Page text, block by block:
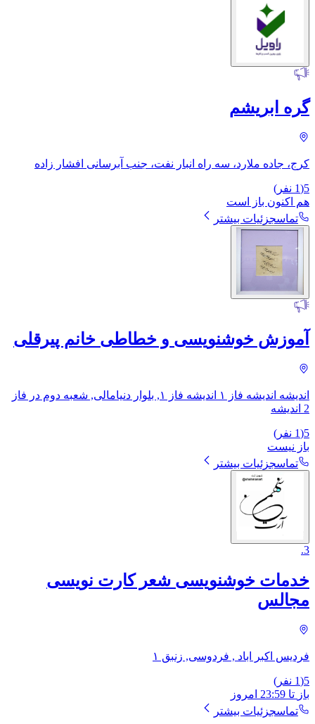
گره ابریشم
کرج، جاده ملارد، سه راه انبار نفت، جنب آبرسانی افشار زاده
5
(
1 نفر)
هم اکنون باز است
تماسجزئیات بیشتر
آموزش خوشنویسی و خطاطی خانم پیرقلی
اندیشه اندیشه فاز ۱ اندیشه فاز ۱, بلوار دنیامالی, شعبه دوم در فاز
2 اندیشه
5
(
1 نفر)
باز نیست
تماسجزئیات بیشتر
3
.
خدمات خوشنویسی شعر کارت نویسی
مجالس
فردیس اکبر اباد , فردوسی, زنبق ۱
5
(
1 نفر)
باز تا 23:59 امروز
تماسجزئیات بیشتر